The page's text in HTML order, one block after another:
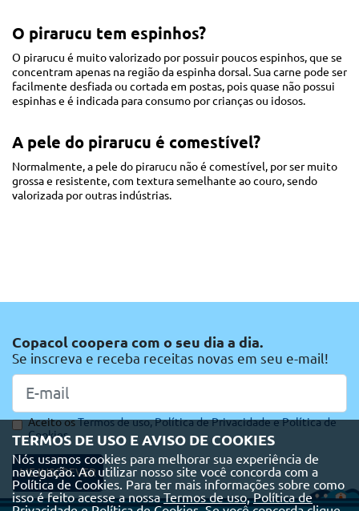
O pirarucu tem espinhos?
O pirarucu é muito valorizado por possuir poucos espinhos, que se
concentram apenas na região da espinha dorsal. Sua carne pode ser
facilmente desfiada ou cortada em postas, pois quase não possui
espinhas e é indicada para consumo por crianças ou idosos.
A pele do pirarucu é comestível?
Normalmente, a pele do pirarucu não é comestível, por ser muito
grossa e resistente, com textura semelhante ao couro, sendo
valorizada por outras indústrias.
TERMOS DE USO E AVISO DE COOKIES
Nós usamos cookies para melhorar sua experiência de
navegação. Ao utilizar nosso site você concorda com a
Política de Cookies. Para ter mais informações sobre como
isso é feito acesse a nossaTermos de uso, Política de
Copacol coopera com o seu dia a dia.
Se inscreva e receba receitas novas em seu e-mail!
Aceito osTermos de uso,Política de Privacidade ePolítica de
Cookies
ME INSCREVER